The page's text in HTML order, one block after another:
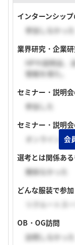
インターンシッ
参加しなかった
業界研究・企業
HPや説明会、
情報を得た。
セミナー・説明
参加した
セミナー・説明
オンライン（
選考とは関係あ
関係なかった
どんな服装で参
リクルートスー
OB・OG訪問
訪問しなかった
会